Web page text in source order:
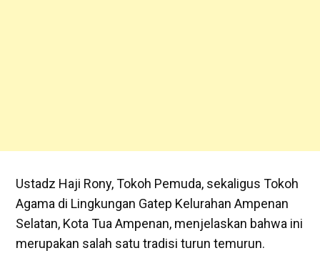
Ustadz Haji Rony, Tokoh Pemuda, sekaligus Tokoh
Agama di Lingkungan Gatep Kelurahan Ampenan
Selatan, Kota Tua Ampenan, menjelaskan bahwa ini
merupakan salah satu tradisi turun temurun.